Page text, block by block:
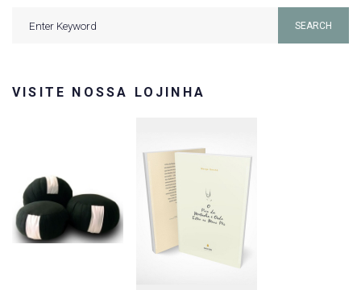
SEARCH
VISITE NOSSA LOJINHA